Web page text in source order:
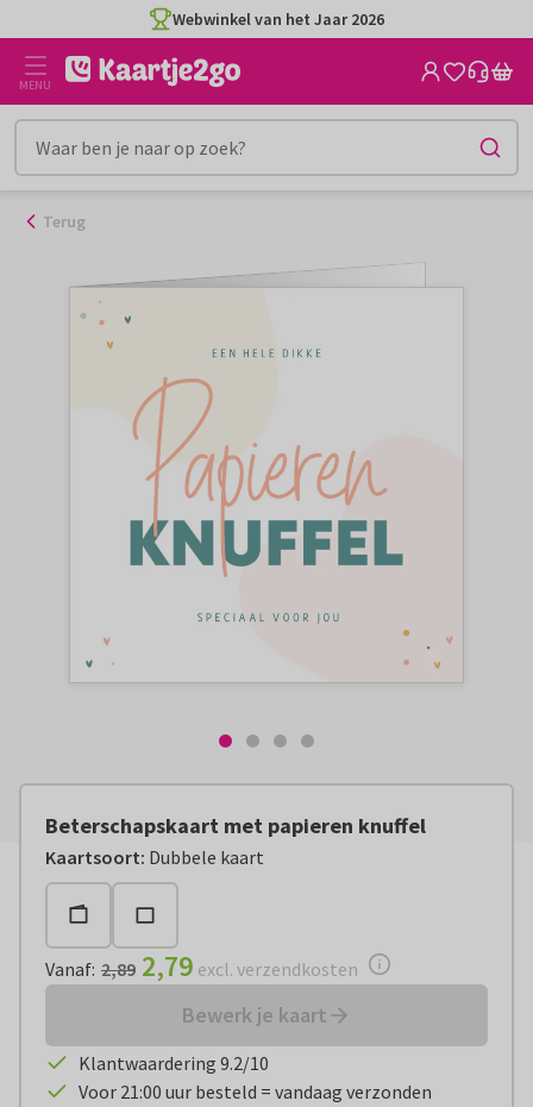
naar
inhoud
Webwinkel van het Jaar 2026
MENU
Terug
Beterschapskaart met papieren knuffel
Kaartsoort: Dubbele kaart
Vanaf:€ 2,79 excl. verzendkosten
Vanaf: 2,89 2,79 excl. verzendkosten
Bewerk je kaart
Klantwaardering 9.2/10
Voor 21:00 uur besteld = vandaag verzonden